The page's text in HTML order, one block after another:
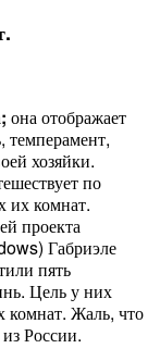
она отображает
темперамент,
хозяйки.
по
их комнат.
проекта
Габриэле
пять
Цель у них
Жаль, что
России.